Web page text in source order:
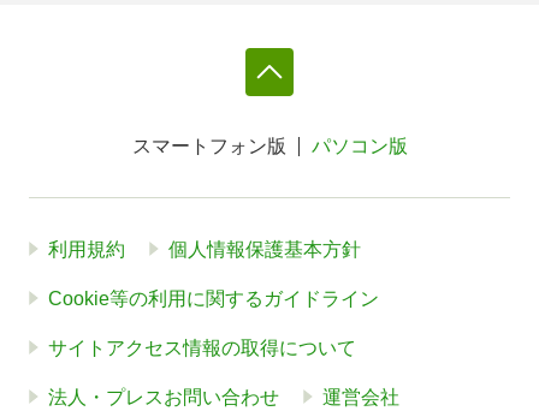
スマートフォン版 パソコン版
利用規約 個人情報保護基本方針
Cookie等の利用に関するガイドライン
サイトアクセス情報の取得について
法人・プレスお問い合わせ 運営会社